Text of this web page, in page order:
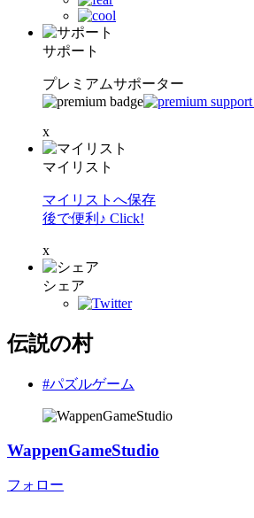
サポート
プレミアムサポーター
x
マイリスト
マイリストへ保存
後で便利♪ Click!
x
シェア
伝説の村
#パズルゲーム
WappenGameStudio
フォロー